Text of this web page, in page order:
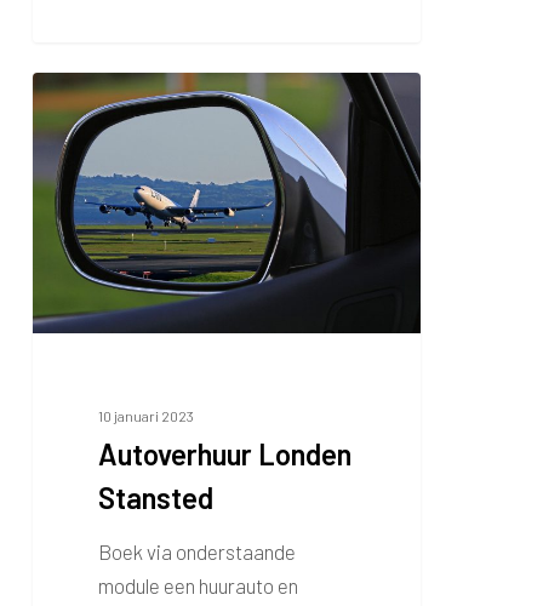
Autoverhuur
Londen
Stansted
10 januari 2023
Autoverhuur Londen
Stansted
Boek via onderstaande
module een huurauto en